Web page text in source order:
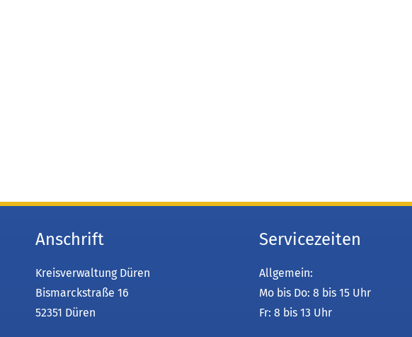
Anschrift
Kreisverwaltung Düren
Bismarckstraße 16
52351 Düren
Servicezeiten
Allgemein:
Mo bis Do: 8 bis 15 Uhr
Fr: 8 bis 13 Uhr